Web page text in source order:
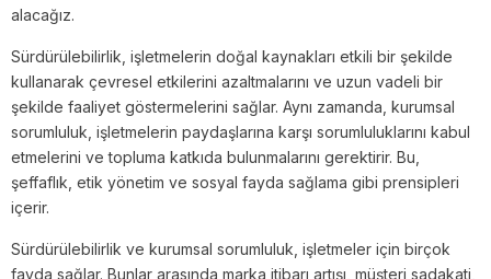
alacağız.
Sürdürülebilirlik, işletmelerin doğal kaynakları etkili bir şekilde
kullanarak çevresel etkilerini azaltmalarını ve uzun vadeli bir
şekilde faaliyet göstermelerini sağlar. Aynı zamanda, kurumsal
sorumluluk, işletmelerin paydaşlarına karşı sorumluluklarını kabul
etmelerini ve topluma katkıda bulunmalarını gerektirir. Bu,
şeffaflık, etik yönetim ve sosyal fayda sağlama gibi prensipleri
içerir.
Sürdürülebilirlik ve kurumsal sorumluluk, işletmeler için birçok
fayda sağlar. Bunlar arasında marka itibarı artışı, müşteri sadakati,